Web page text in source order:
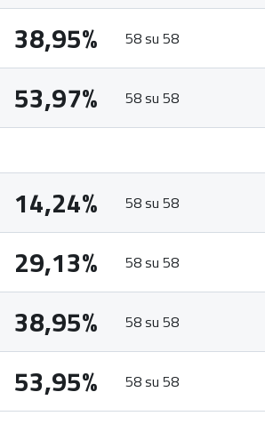
38,95% 58 su 58
53,97% 58 su 58
14,24% 58 su 58
29,13% 58 su 58
38,95% 58 su 58
53,95% 58 su 58